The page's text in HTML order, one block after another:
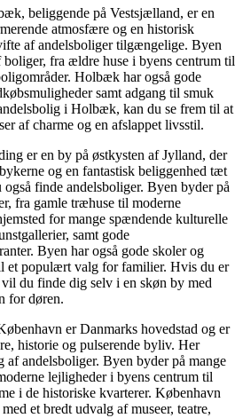
beliggende på Vestsjælland, er en
atmosfære og en historisk
af andelsboliger tilgængelige. Byen
fra ældre huse i byens centrum til
Holbæk har også gode
samt adgang til smuk
i Holbæk, kan du se frem til at
af charme og en afslappet livsstil.
er en by på østkysten af Jylland, der
og en fantastisk beliggenhed tæt
finde andelsboliger. Byen byder på
fra gamle træhuse til moderne
for mange spændende kulturelle
samt gode
Byen har også gode skoler og
et populært valg for familier. Hvis du er
du finde dig selv i en skøn by med
for døren.
er Danmarks hovedstad og er
historie og pulserende byliv. Her
af andelsboliger. Byen byder på mange
lejligheder i byens centrum til
i de historiske kvarterer. København
et bredt udvalg af museer, teatre,